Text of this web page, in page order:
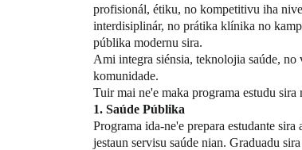
profisionál, étiku, no kompetitivu iha
interdisiplinár, no prátika klínika no
públika modernu sira.
Ami integra siénsia, teknolojia saúde,
komunidade.
Tuir mai ne'e maka programa estudu
1. Saúde Públika
Programa ida-ne'e prepara estudante
jestaun servisu saúde nian. Graduadu